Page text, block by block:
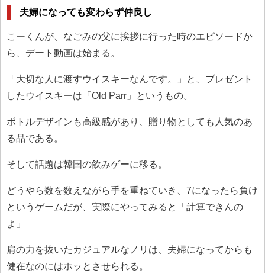
夫婦になっても変わらず仲良し
こーくんが、なごみの父に挨拶に行った時のエピソードか
ら、デート動画は始まる。
「大切な人に渡すウイスキーなんです。」と、プレゼント
したウイスキーは「Old Parr」というもの。
ボトルデザインも高級感があり、贈り物としても人気のあ
る品である。
そして話題は韓国の飲みゲーに移る。
どうやら数を数えながら手を重ねていき、7になったら負け
というゲームだが、実際にやってみると「計算できんの
よ」
肩の力を抜いたカジュアルなノリは、夫婦になってからも
健在なのにはホッとさせられる。